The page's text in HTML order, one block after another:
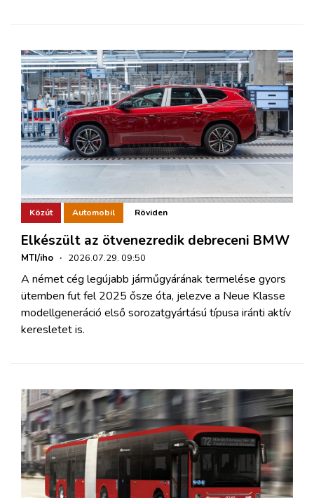
Közút Automobil Röviden
Elkészült az ötvenezredik debreceni BMW
MTI/iho · 2026.07.29. 09:50
A német cég legújabb járműgyárának termelése gyors
ütemben fut fel 2025 ősze óta, jelezve a Neue Klasse
modellgeneráció első sorozatgyártású típusa iránti aktív
keresletet is.